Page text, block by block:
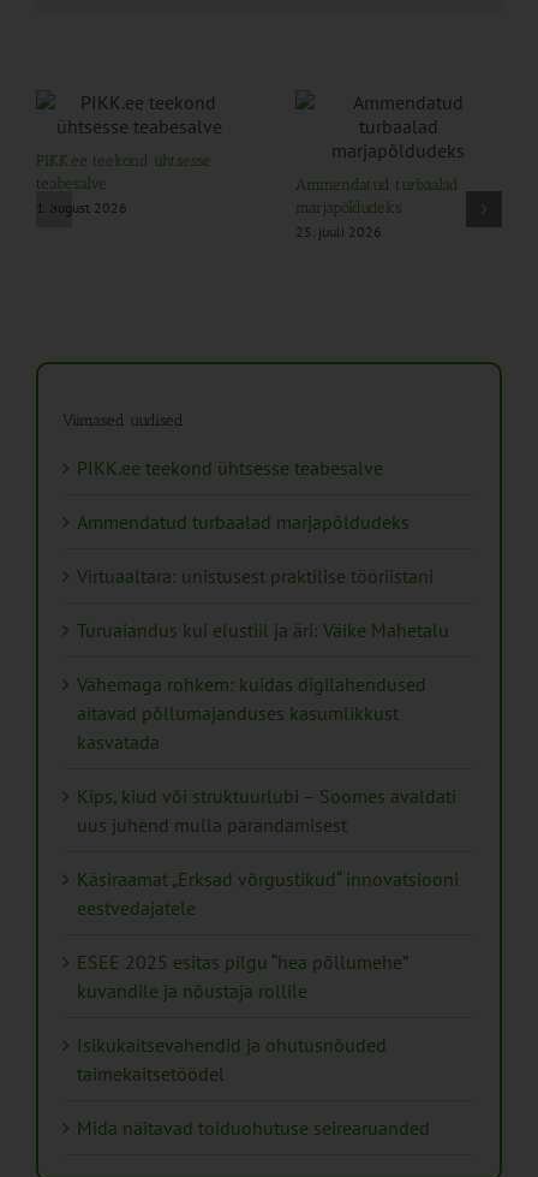
PIKK.ee teekond ühtsesse
teabesalve
1. august 2026
Ammendatud turbaalad
marjapõldudeks
25. juuli 2026
Viimased uudised
PIKK.ee teekond ühtsesse teabesalve
Ammendatud turbaalad marjapõldudeks
Virtuaaltara: unistusest praktilise tööriistani
Turuaiandus kui elustiil ja äri: Väike Mahetalu
Vähemaga rohkem: kuidas digilahendused
aitavad põllumajanduses kasumlikkust
kasvatada
Kips, kiud või struktuurlubi – Soomes avaldati
uus juhend mulla parandamisest
Käsiraamat „Erksad võrgustikud“ innovatsiooni
eestvedajatele
ESEE 2025 esitas pilgu “hea põllumehe”
kuvandile ja nõustaja rollile
Isikukaitsevahendid ja ohutusnõuded
taimekaitsetöödel
Mida näitavad toiduohutuse seirearuanded